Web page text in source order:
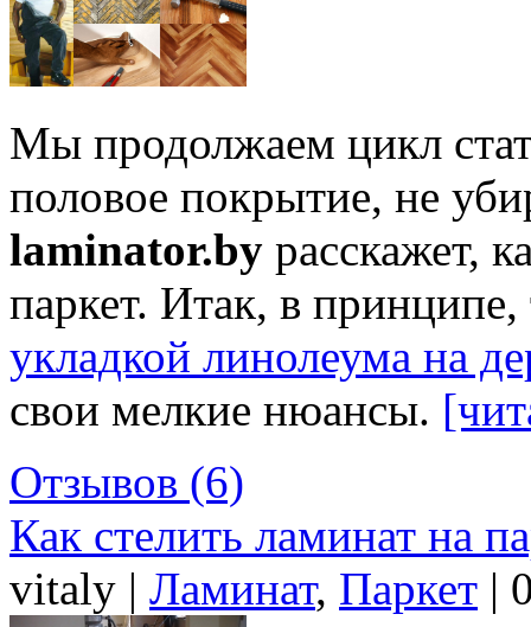
Мы продолжаем цикл
половое покрытие, не
laminator.by расскажет,
паркет. Итак, в
укладкой линолеума на
свои мелкие нюансы.
Отзывов (6)
Как стелить ламинат на
vitaly | Ламинат, Паркет |